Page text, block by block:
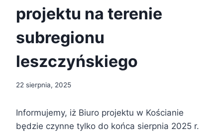
projektu na terenie
subregionu
leszczyńskiego
22 sierpnia, 2025
Informujemy, iż Biuro projektu w Kościanie
będzie czynne tylko do końca sierpnia 2025 r.